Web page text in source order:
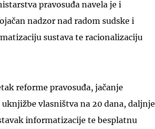
pravosuđa navela je i
nadzor nad radom sudske i
sustava te racionalizaciju
reforme pravosuđa, jačanje
vlasništva na 20 dana, daljnje
informatizacije te besplatnu